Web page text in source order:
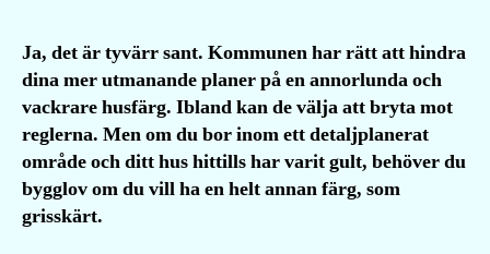
Ja, det är tyvärr sant. Kommunen har rätt att hindra
dina mer utmanande planer på en annorlunda och
vackrare husfärg. Ibland kan de välja att bryta mot
reglerna. Men om du bor inom ett detaljplanerat
område och ditt hus hittills har varit gult, behöver du
bygglov om du vill ha en helt annan färg, som
grisskärt.